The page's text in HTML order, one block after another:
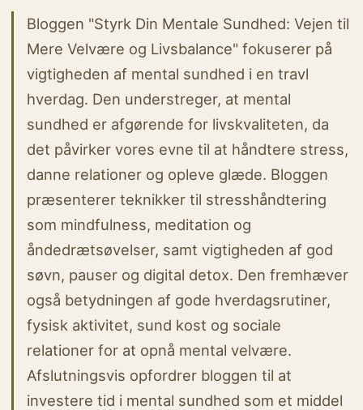
Bloggen "Styrk Din Mentale Sundhed: Vejen til
Mere Velvære og Livsbalance" fokuserer på
vigtigheden af mental sundhed i en travl
hverdag. Den understreger, at mental
sundhed er afgørende for livskvaliteten, da
det påvirker vores evne til at håndtere stress,
danne relationer og opleve glæde. Bloggen
præsenterer teknikker til stresshåndtering
som mindfulness, meditation og
åndedrætsøvelser, samt vigtigheden af god
søvn, pauser og digital detox. Den fremhæver
også betydningen af gode hverdagsrutiner,
fysisk aktivitet, sund kost og sociale
relationer for at opnå mental velvære.
Afslutningsvis opfordrer bloggen til at
investere tid i mental sundhed som et middel